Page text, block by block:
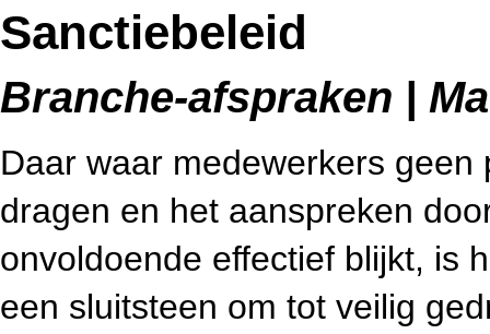
Sanctiebeleid
Branche-afspraken |
Daar waar medewerkers
dragen en het aanspreken
onvoldoende effectief blijkt, is
een sluitsteen om tot veilig